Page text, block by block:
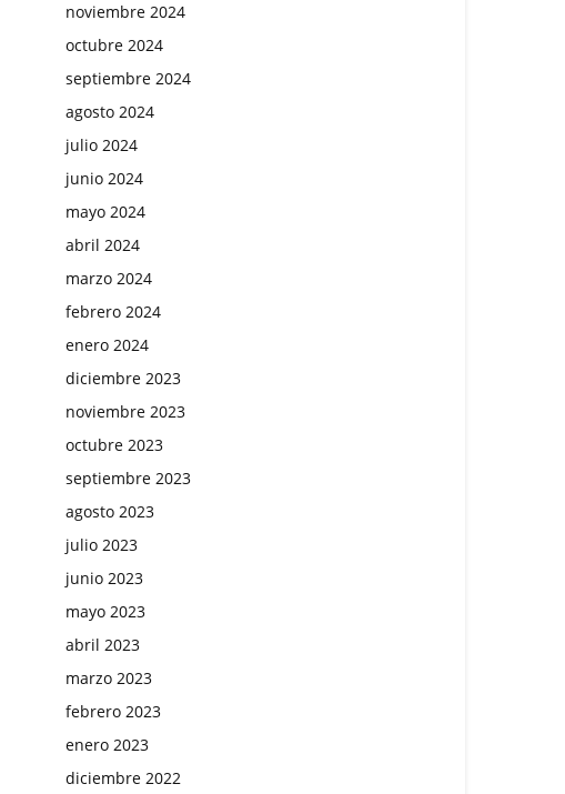
noviembre 2024
octubre 2024
septiembre 2024
agosto 2024
julio 2024
junio 2024
mayo 2024
abril 2024
marzo 2024
febrero 2024
enero 2024
diciembre 2023
noviembre 2023
octubre 2023
septiembre 2023
agosto 2023
julio 2023
junio 2023
mayo 2023
abril 2023
marzo 2023
febrero 2023
enero 2023
diciembre 2022